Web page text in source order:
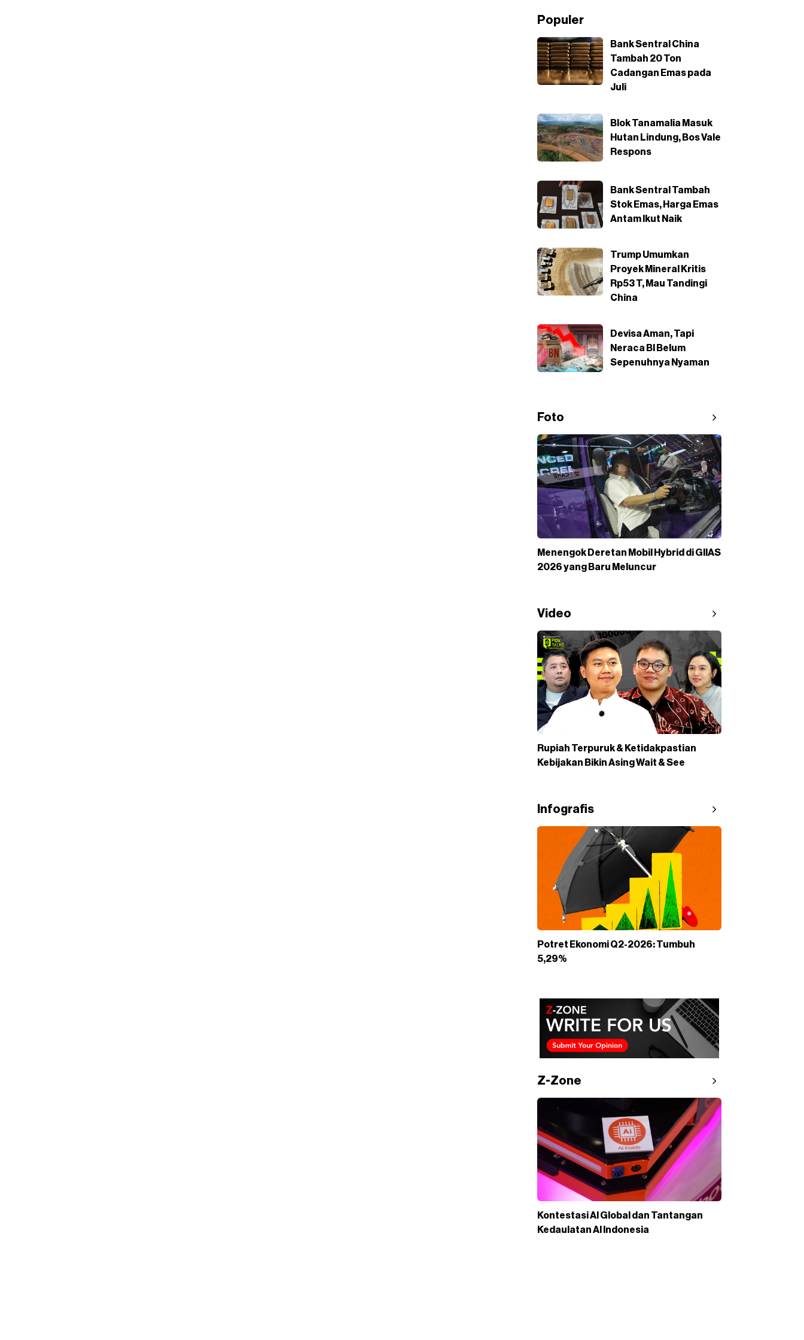
Populer
Bank Sentral China
Tambah 20 Ton
Cadangan Emas pada
Juli
Blok Tanamalia Masuk
Hutan Lindung, Bos Vale
Respons
Bank Sentral Tambah
Stok Emas, Harga Emas
Antam Ikut Naik
Trump Umumkan
Proyek Mineral Kritis
Rp53 T, Mau Tandingi
China
Devisa Aman, Tapi
Neraca BI Belum
Sepenuhnya Nyaman
Foto
Menengok Deretan Mobil Hybrid di GIIAS
2026 yang Baru Meluncur
Video
Rupiah Terpuruk & Ketidakpastian
Kebijakan Bikin Asing Wait & See
Infografis
Potret Ekonomi Q2-2026: Tumbuh
5,29%
Z-Zone
Kontestasi AI Global dan Tantangan
Kedaulatan AI Indonesia